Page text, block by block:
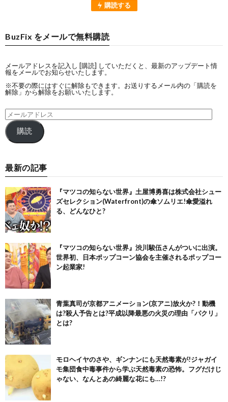
購読する
BuzFix をメールで無料購読
メールアドレスを記入し [購読] していただくと、最新のアップデート情
報をメールでお知らせいたします。
※不要の際にはすぐに解除もできます。お送りするメール内の「購読を
解除」から解除をお願いいたします。
購読
最新の記事
『マツコの知らない世界』土屋博勇喜は株式会社シュー
ズセレクション(Waterfront)の傘ソムリエ!傘愛溢れ
る、どんなひと?
『マツコの知らない世界』渋川駿伍さんがついに出演。
世界初、日本ポップコーン協会を主催されるポップコー
ン起業家!
青葉真司が京都アニメーション(京アニ)放火か?！動機
は?殺人予告とは?平成以降最悪の火災の理由「パクリ」
とは?
モロヘイヤのさや、ギンナンにも天然毒素が!ジャガイ
モ集団食中毒事件から学ぶ天然毒素の恐怖。フグだけじ
ゃない、なんとあの綺麗な花にも…!?